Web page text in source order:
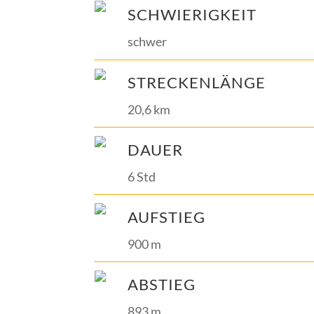
SCHWIERIGKEIT
schwer
STRECKENLÄNGE
20,6 km
DAUER
6 Std
AUFSTIEG
900 m
ABSTIEG